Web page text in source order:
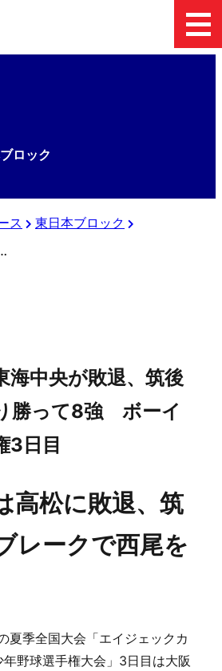
ロック
ス
東日本ブロック
勝って8強 ボーイズ日本選手権3日目
海中央が敗退、筑後
勝って8強 ボーイ
3日目
高松に敗退、筑
レークで西尾を
夏季全国大会「エイジェックカ
野球選手権大会」3日目は大阪